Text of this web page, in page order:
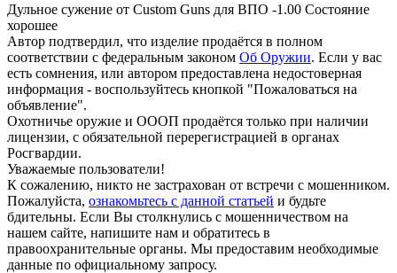
Дульное сужение от Custom Guns для ВПО -1.00 Состояние
хорошее
Автор подтвердил, что изделие продаётся в полном
соответствии с федеральным законом Об Оружии. Если у вас
есть сомнения, или автором предоставлена недостоверная
информация - воспользуйтесь кнопкой "Пожаловаться на
объявление".
Охотничье оружие и ОООП продаётся только при наличии
лицензии, с обязательной перерегистрацией в органах
Росгвардии.
Уважаемые пользователи!
К сожалению, никто не застрахован от встречи с мошенником.
Пожалуйста, ознакомьтесь с данной статьей и будьте
бдительны. Если Вы столкнулись с мошенничеством на
нашем сайте, напишите нам и обратитесь в
правоохранительные органы. Мы предоставим необходимые
данные по официальному запросу.